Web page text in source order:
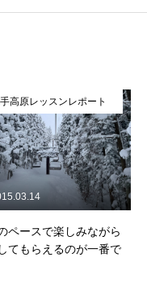
手高原レッスンレポート
傾きが足場をつくる！
1/17 岩手高原スノーパー
レッスンレポート